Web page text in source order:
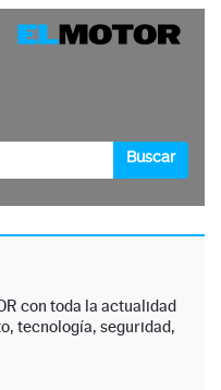
con toda la actualidad
tecnología, seguridad,